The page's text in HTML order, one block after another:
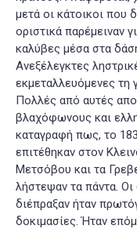
μετά οι κάτοικοι που
οριστικά παρέμειναν
καλύβες μέσα στα
Ανεξέλεγκτες
εκμεταλλευόμενες τη
Πολλές από αυτές
βλαχόφωνους και
καταγραφή πως, το
επιτέθηκαν στον
Μετσόβου και τα
λήστεψαν τα πάντα.
διέπραξαν ήταν
δοκιμασίες. Ήταν